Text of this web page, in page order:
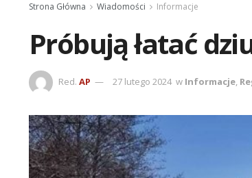
Strona Główna Wiadomości Informacje
Próbują łatać
Red. AP 27 lutego 2024 w Informacje,